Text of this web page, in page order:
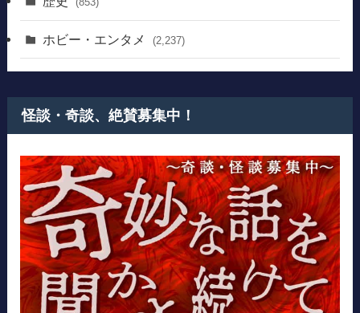
ホビー・エンタメ (2,237)
怪談・奇談、絶賛募集中！